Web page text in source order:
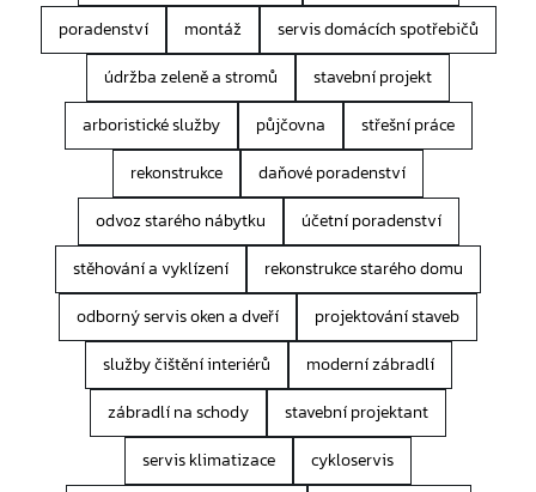
poradenství
montáž
servis domácích spotřebičů
údržba zeleně a stromů
stavební projekt
arboristické služby
půjčovna
střešní práce
rekonstrukce
daňové poradenství
odvoz starého nábytku
účetní poradenství
stěhování a vyklízení
rekonstrukce starého domu
odborný servis oken a dveří
projektování staveb
služby čištění interiérů
moderní zábradlí
zábradlí na schody
stavební projektant
servis klimatizace
cykloservis